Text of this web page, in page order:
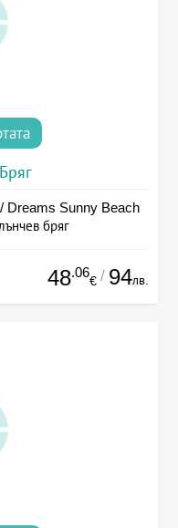
Dreams Sunny Beach
бряг
48.06
€ / 94лв.